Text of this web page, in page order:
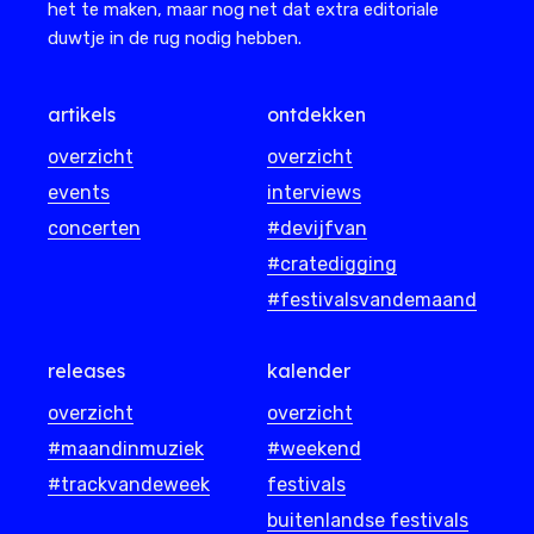
het te maken, maar nog net dat extra editoriale
duwtje in de rug nodig hebben.
artikels
overzicht
events
concerten
ontdekken
overzicht
interviews
#devijfvan
#cratedigging
#festivalsvandemaand
releases
overzicht
#maandinmuziek
#trackvandeweek
kalender
overzicht
#weekend
festivals
buitenlandse festivals